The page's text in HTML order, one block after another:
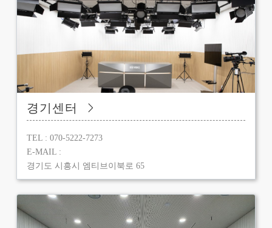
경기센터
TEL : 070-5222-7273
E-MAIL :
경기도 시흥시 엠티브이북로 65